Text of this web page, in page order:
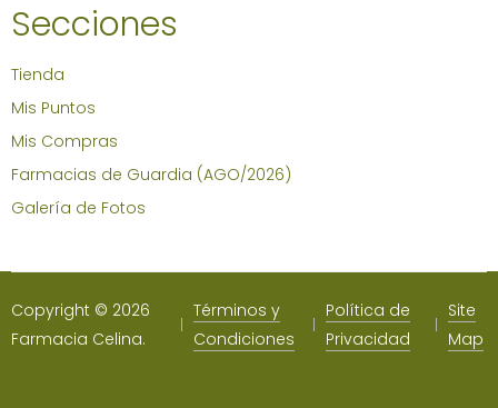
Secciones
Tienda
Mis Puntos
Mis Compras
Farmacias de Guardia (AGO/2026)
Galería de Fotos
Copyright © 2026
Farmacia Celina.
Términos y
Condiciones
Política de
Privacidad
Site
Map